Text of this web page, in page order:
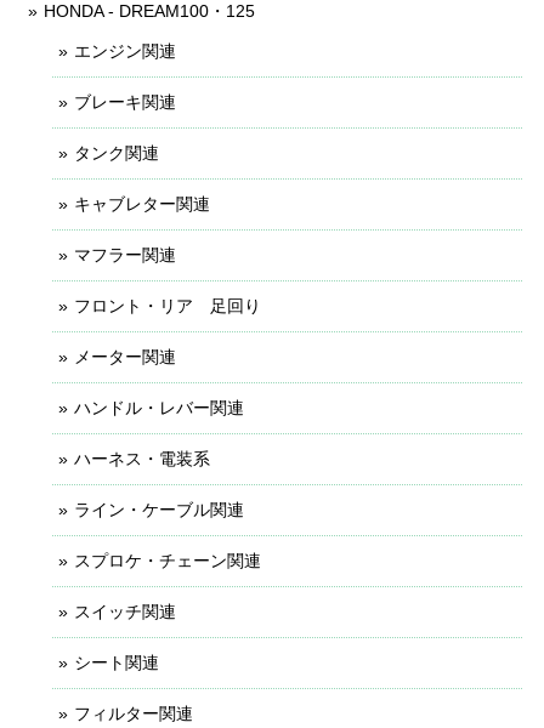
HONDA - DREAM100・125
エンジン関連
ブレーキ関連
タンク関連
キャブレター関連
マフラー関連
フロント・リア 足回り
メーター関連
ハンドル・レバー関連
ハーネス・電装系
ライン・ケーブル関連
スプロケ・チェーン関連
スイッチ関連
シート関連
フィルター関連